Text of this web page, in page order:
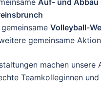
Volleyball-
gemeinsame
machen
Teamkolleginnen